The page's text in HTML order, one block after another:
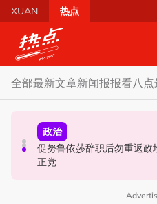
Skip to main content
XUAN 热点
全部最新文章新闻报报看八
政治
炮轰哈迪
政治
促努鲁依莎辞职后勿重返政坛 罗诗雅：给他人机会领
正党
国际
泰校